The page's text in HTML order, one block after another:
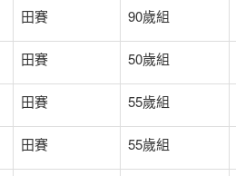
田賽 90歲組
田賽 50歲組
田賽 55歲組
田賽 55歲組